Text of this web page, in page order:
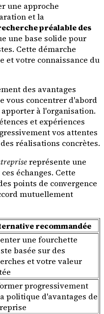
une approche
et la
préalable des
une base solide pour
Cette démarche
et votre connaissance du
des avantages
vous concentrer d'abord
à l'organisation.
et expériences
vos attentes
réalisations concrètes.
représente une
échanges. Cette
points de convergence
mutuellement
recommandée
une fourchette
basée sur des
et votre valeur
progressivement
politique d'avantages de